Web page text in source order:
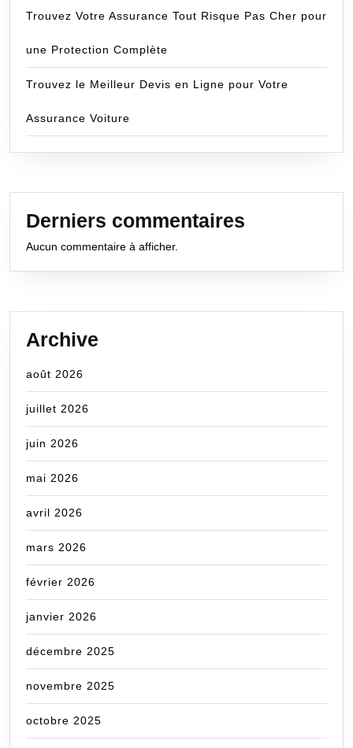
Trouvez Votre Assurance Tout Risque Pas Cher pour
une Protection Complète
Trouvez le Meilleur Devis en Ligne pour Votre
Assurance Voiture
Derniers commentaires
Aucun commentaire à afficher.
Archive
août 2026
juillet 2026
juin 2026
mai 2026
avril 2026
mars 2026
février 2026
janvier 2026
décembre 2025
novembre 2025
octobre 2025